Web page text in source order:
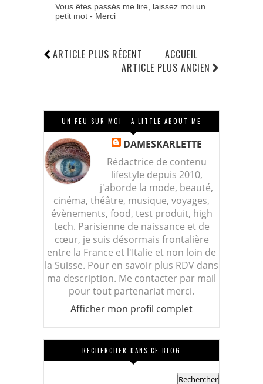
Vous êtes passés me lire, laissez moi un
petit mot - Merci
ARTICLE PLUS RÉCENT
ARTICLE PLUS ANCIEN
ACCUEIL
UN PEU SUR MOI - A LITTLE ABOUT ME
DAMESKARLETTE
Rédactrice de contenu
lifestyle depuis 2010,
j'aborde la mode, beauté,
cinéma, théâtre, musique, voyages,
évènements, food, test produit, high
tech. Parisienne de naissance et de
cœur, je suis désormais frontalière
entre la France et l'Italie et non loin de
la Suisse. Pour en savoir plus RDV dans
ma description. Me contacter par mail
pour tout partenariat merci.
Afficher mon profil complet
RECHERCHER DANS CE BLOG